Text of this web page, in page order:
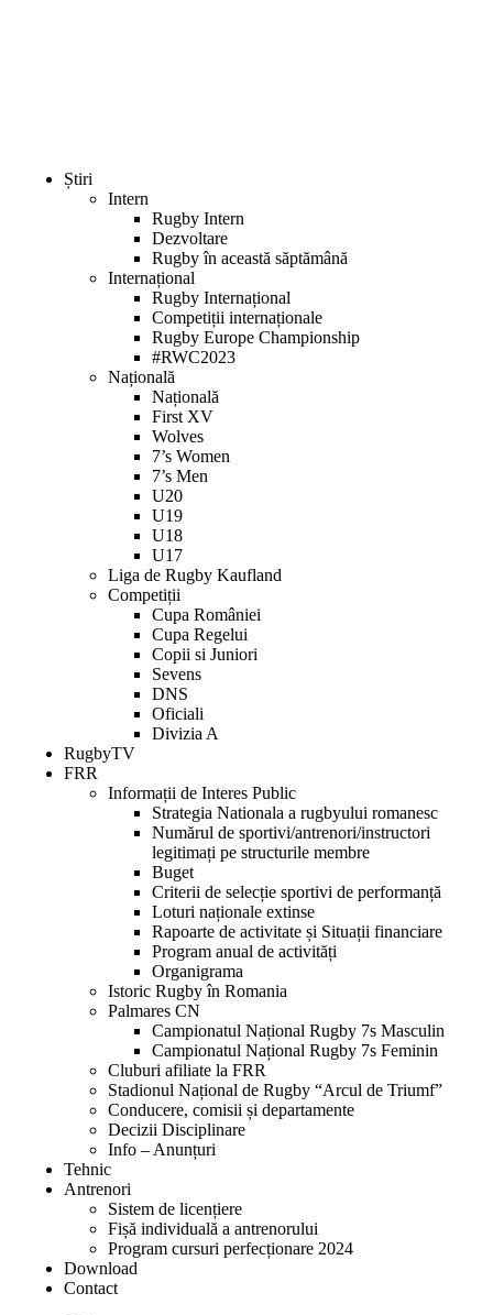
Știri
Intern
Rugby Intern
Dezvoltare
Rugby în această săptămână
Internațional
Rugby Internațional
Competiții internaționale
Rugby Europe Championship
#RWC2023
Națională
Națională
First XV
Wolves
7’s Women
7’s Men
U20
U19
U18
U17
Liga de Rugby Kaufland
Competiții
Cupa României
Cupa Regelui
Copii si Juniori
Sevens
DNS
Oficiali
Divizia A
RugbyTV
FRR
Informații de Interes Public
Strategia Nationala a rugbyului romanesc
Numărul de sportivi/antrenori/instructori
legitimați pe structurile membre
Buget
Criterii de selecție sportivi de performanță
Loturi naționale extinse
Rapoarte de activitate și Situații financiare
Program anual de activități
Organigrama
Istoric Rugby în Romania
Palmares CN
Campionatul Național Rugby 7s Masculin
Campionatul Național Rugby 7s Feminin
Cluburi afiliate la FRR
Stadionul Național de Rugby “Arcul de Triumf”
Conducere, comisii și departamente
Decizii Disciplinare
Info – Anunțuri
Tehnic
Antrenori
Sistem de licențiere
Fișă individuală a antrenorului
Program cursuri perfecționare 2024
Download
Contact